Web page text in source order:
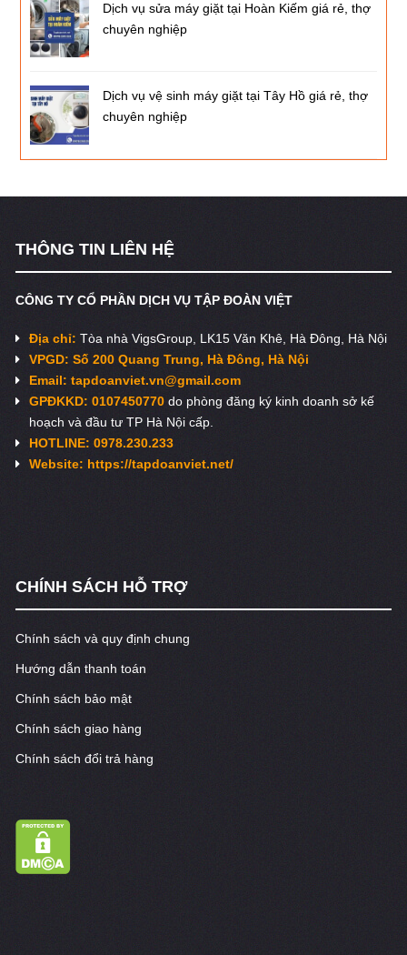
Dịch vụ sửa máy giặt tại Hoàn Kiếm giá rẻ, thợ
chuyên nghiệp
Dịch vụ vệ sinh máy giặt tại Tây Hồ giá rẻ, thợ
chuyên nghiệp
THÔNG TIN LIÊN HỆ
CÔNG TY CỔ PHẦN DỊCH VỤ TẬP ĐOÀN VIỆT
Địa chỉ:Tòa nhà VigsGroup, LK15 Văn Khê, Hà Đông, Hà Nội
VPGD: Số 200 Quang Trung, Hà Đông, Hà Nội
Email:tapdoanviet.vn@gmail.com
GPĐKKD: 0107450770do phòng đăng ký kinh doanh sở kế
hoạch và đầu tư TP Hà Nội cấp.
HOTLINE: 0978.230.233
Website: https://tapdoanviet.net/
CHÍNH SÁCH HỖ TRỢ
Chính sách và quy định chung
Hướng dẫn thanh toán
Chính sách bảo mật
Chính sách giao hàng
Chính sách đổi trả hàng